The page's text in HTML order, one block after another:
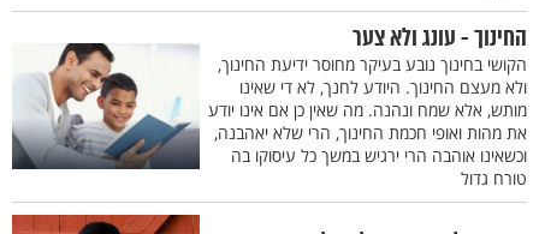
החינוך - עונג ולא צער
הקושי בחינוך נובע בעיקר מחוסר ידיעת החינוך,
ולא מעצם החינוך. היודע לחנך, לא די שאינו
מותש, אלא שמח ונהנה. מה שאין כן אם אינו יודע
את מהות ואופי חכמת החינוך, הרי שלא יאהבנה,
וכשאינו אוהבה הרי ירגיש במשך כל עיסוקו בה
טורח גדול